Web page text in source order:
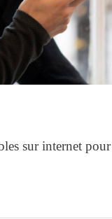
sur internet pour